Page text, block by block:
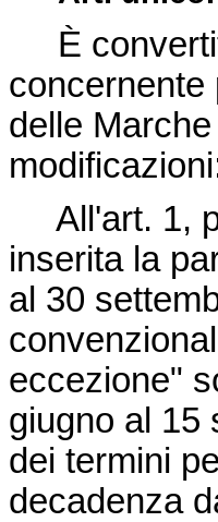
È
concernente
delle
All'art. 1,
inserita la
al 30
eccezione"
giugno al 15
dei termini
decadenza